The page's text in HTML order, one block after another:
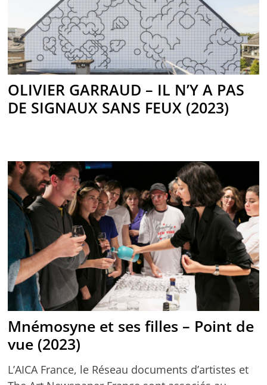
OLIVIER GARRAUD – IL N’Y A PAS
DE SIGNAUX SANS FEUX (2023)
Mnémosyne et ses filles – Point de
vue (2023)
L’AICA France, le Réseau documents d’artistes et